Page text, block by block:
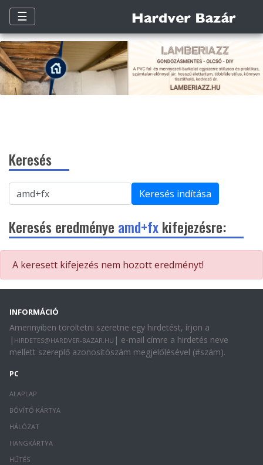
☰
Keresés
Keresés indítása
Keresés eredménye amd+fxkifejezésre:
A keresett kifejezés nem hozott eredményt!
INFORMÁCIÓ
Amennyiben töröltetni szeretne egy hirdetést, írjon a
| HIRDETES@HARDVER-BAZAR.HU | e-mail címre a hirdetés neve
mellett szereplő azonosítószám megjelölésével (#szám).
PC
ALAPLAP
BŐVÍTŐ KÁRTYA
HÁLÓZAT
HANGKÁRTYA
HŰTÉS